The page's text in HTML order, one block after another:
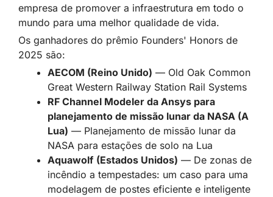
empresa de promover a infraestrutura em todo o
mundo para uma melhor qualidade de vida.
Os ganhadores do prêmio Founders' Honors de
2025 são:
AECOM (Reino Unido) — Old Oak Common
Great Western Railway Station Rail Systems
RF Channel Modeler da Ansys para
planejamento de missão lunar da NASA (A
Lua) — Planejamento de missão lunar da
NASA para estações de solo na Lua
Aquawolf (Estados Unidos) — De zonas de
incêndio a tempestades: um caso para uma
modelagem de postes eficiente e inteligente